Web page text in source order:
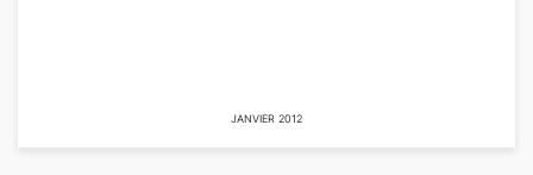
JANVIER 2012